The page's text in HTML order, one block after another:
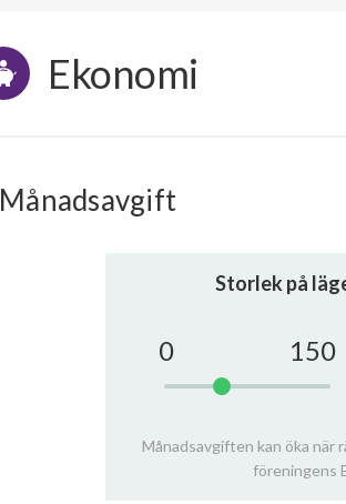
Ekonomi
Månadsavgift
Storlek på
0 150
Månadsavgiften kan öka när
föreningens